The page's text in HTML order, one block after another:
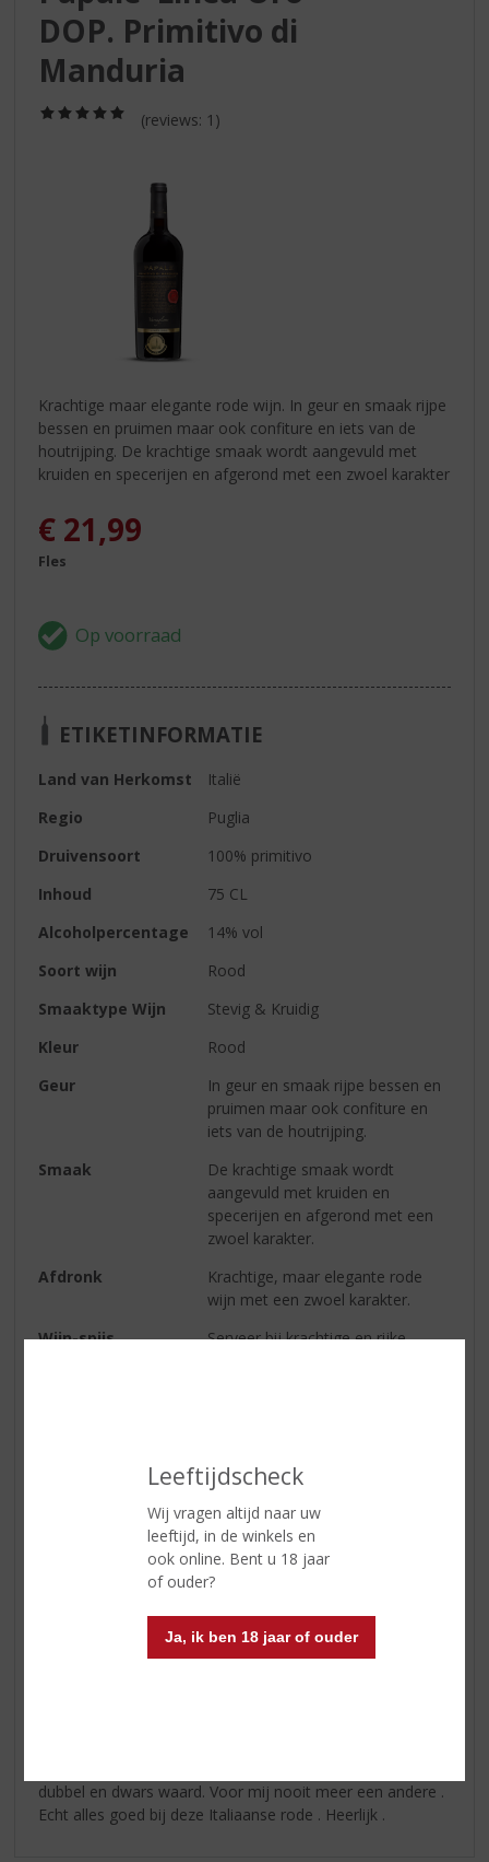
Leeftijdscheck
Wij vragen altijd naar uw
leeftijd, in de winkels en
ook online. Bent u 18 jaar
of ouder?
Ja, ik ben 18 jaar of ouder
DOP. Primitivo di
Manduria
/
(reviews: 1)
Krachtige maar elegante rode wijn. In geur en smaak rijpe
bessen en pruimen maar ook confiture en iets van de
houtrijping. De krachtige smaak wordt aangevuld met
kruiden en specerijen en afgerond met een zwoel karakter
€ 21,99
Fles
ETIKETINFORMATIE
Land van Herkomst
Italië
Regio
Puglia
Druivensoort
100% primitivo
Inhoud
75 CL
Alcoholpercentage
14% vol
Soort wijn
Rood
Smaaktype Wijn
Stevig & Kruidig
Kleur
Rood
Geur
In geur en smaak rijpe bessen en
pruimen maar ook confiture en
iets van de houtrijping.
Smaak
De krachtige smaak wordt
aangevuld met kruiden en
specerijen en afgerond met een
zwoel karakter.
Afdronk
Krachtige, maar elegante rode
wijn met een zwoel karakter.
Wijn-spijs
Serveer bij krachtige en rijke
Reviews
Schrijf een review
dubbel en dwars waard. Voor mij nooit meer een andere .
Echt alles goed bij deze Italiaanse rode . Heerlijk .